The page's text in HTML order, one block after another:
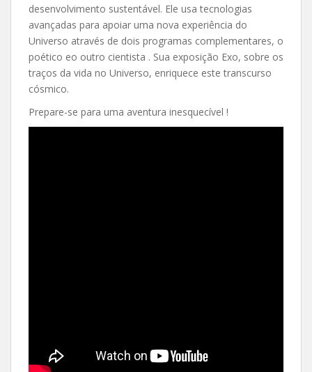
desenvolvimento sustentável. Ele usa tecnologias
avançadas para apoiar uma nova experiência do
Universo através de dois programas complementares, o
poético eo outro cientista . Sua exposição Exo, sobre os
traços da vida no Universo, enriquece este transcurso
cósmico.
Prepare-se para uma aventura inesquecível !